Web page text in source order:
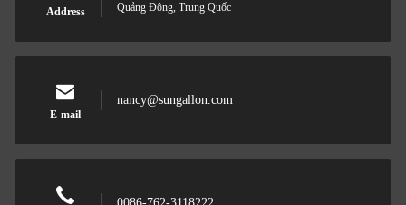
Address
Quảng Đông, Trung Quốc
E-mail
nancy@sungallon.com